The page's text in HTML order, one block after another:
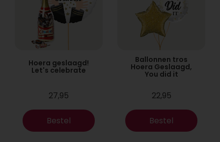
Hoera geslaagd!
Let's celebrate
27,95
Bestel
Ballonnen tros
Hoera Geslaagd,
You did it
22,95
Bestel